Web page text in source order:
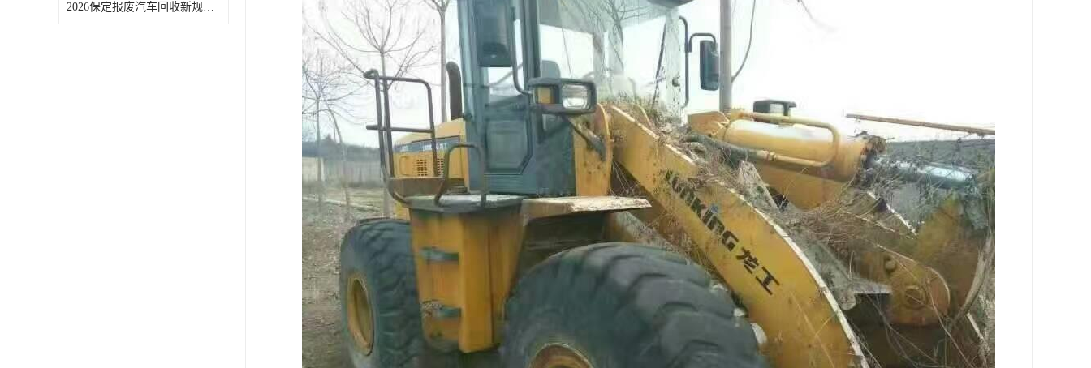
2026保定报废汽车回收新规解读车主必看